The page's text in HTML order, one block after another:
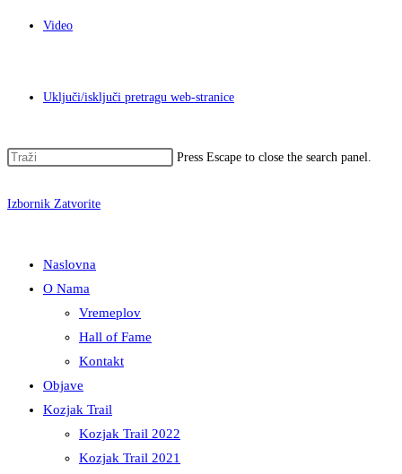
Video
Uključi/isključi pretragu web-stranice
Press Escape to close the search panel.
Izbornik Zatvorite
Naslovna
O Nama
Vremeplov
Hall of Fame
Kontakt
Objave
Kozjak Trail
Kozjak Trail 2022
Kozjak Trail 2021